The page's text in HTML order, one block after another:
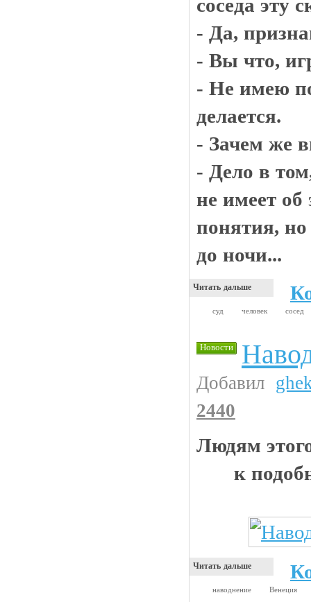
соседа эту
- Да,
- Вы что,
- Не имею
делается.
- Зачем же
- Дело в
не имеет об
понятия, но
до ночи...
Читать дальше
суд человек сосед
Новости
Добавил
2440
Людям
к
Читать дальше
наводнение Венеция